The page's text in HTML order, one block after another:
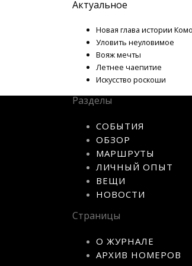
Актуальное
Новая глава истории Комо
Уловить неуловимое
Вояж мечты
Летнее чаепитие
Искусство роскоши
Разделы
СОБЫТИЯ
ОБЗОР
МАРШРУТЫ
ЛИЧНЫЙ ОПЫТ
ВЕЩИ
НОВОСТИ
Страницы
О ЖУРНАЛЕ
АРХИВ НОМЕРОВ